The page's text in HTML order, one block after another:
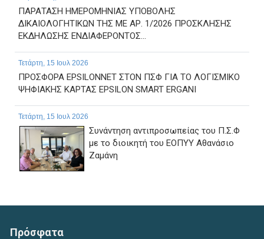
ΠΑΡΑΤΑΣΗ ΗΜΕΡΟΜΗΝΙΑΣ ΥΠΟΒΟΛΗΣ
ΔΙΚΑΙΟΛΟΓΗΤΙΚΩΝ ΤΗΣ ΜΕ ΑΡ. 1/2026 ΠΡΟΣΚΛΗΣΗΣ
ΕΚΔΗΛΩΣΗΣ ΕΝΔΙΑΦΕΡΟΝΤΟΣ...
Τετάρτη, 15 Ιουλ 2026
ΠΡΟΣΦΟΡΑ EPSILONNET ΣΤΟΝ ΠΣΦ ΓΙΑ ΤΟ ΛΟΓΙΣΜΙΚΟ
ΨΗΦΙΑΚΗΣ ΚΑΡΤΑΣ EPSILON SMART ERGANI
Τετάρτη, 15 Ιουλ 2026
Συνάντηση αντιπροσωπείας του Π.Σ.Φ
με το διοικητή του ΕΟΠΥΥ Αθανάσιο
Ζαμάνη
Απάντηση του ΕΟΠΥΥ, σε ερώτημα σχετικό με τα
εξάμηνο...
Πρόσφατα